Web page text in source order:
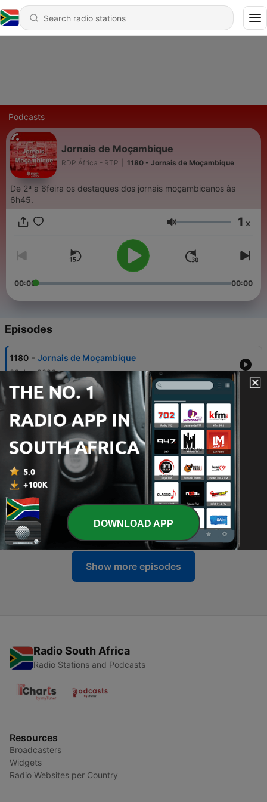
Podcasts
Jornais de Moçambique
RDP África - RTP 1180 - Jornais de Moçambique
De 2ª a 6feira os destaques dos jornais moçambicanos às
6h45.
Volume 1 x
00:00 00:00
Episodes
1180 - Jornais de Moçambique
06 Jan 2026
1179 - Jornais de Moçambique
Jornais de Moçambique
30 Dec 2025
1177 - Jornais de Moçambique
29 Dec 2025
1176 - Jornais de Moçambique
24 Dec 2025
Show more episodes
Radio South Africa
Radio Stations and Podcasts
Resources
Broadcasters
Widgets
Radio Websites per Country
DOWNLOAD APP